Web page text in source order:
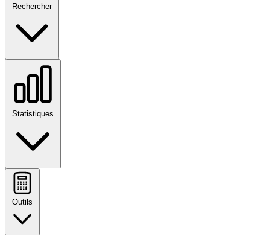
Rechercher
Statistiques
Outils